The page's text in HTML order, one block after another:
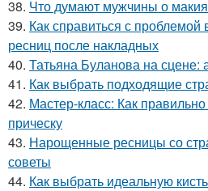
38. Что думают мужчины о
39. Как справиться с
ресниц после накладных
40. Татьяна Буланова на
41. Как выбрать подходящие
42. Мастер-класс: Как
прическу
43. Нарощенные ресницы со
советы
44. Как выбрать идеальную